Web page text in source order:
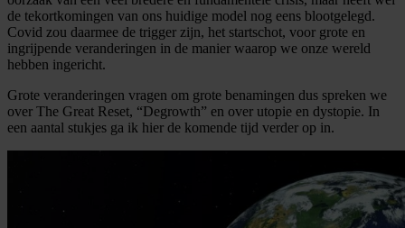
de tekortkomingen van ons huidige model nog eens blootgelegd.
Covid zou daarmee de trigger zijn, het startschot, voor grote en
ingrijpende veranderingen in de manier waarop we onze wereld
hebben ingericht.
Grote veranderingen vragen om grote benamingen dus spreken we
over The Great Reset, “Degrowth” en over utopie en dystopie. In
een aantal stukjes ga ik hier de komende tijd verder op in.